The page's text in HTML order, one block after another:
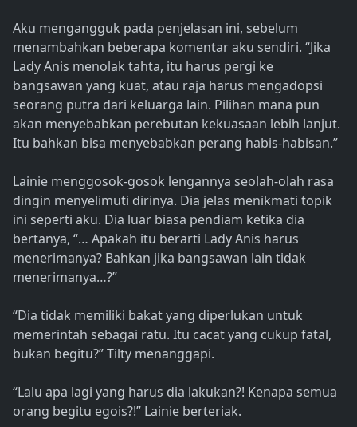
Aku mengangguk pada penjelasan ini, sebelum
menambahkan beberapa komentar aku sendiri. “Jika
Lady Anis menolak tahta, itu harus pergi ke
bangsawan yang kuat, atau raja harus mengadopsi
seorang putra dari keluarga lain. Pilihan mana pun
akan menyebabkan perebutan kekuasaan lebih lanjut.
Itu bahkan bisa menyebabkan perang habis-habisan.”
Lainie menggosok-gosok lengannya seolah-olah rasa
dingin menyelimuti dirinya. Dia jelas menikmati topik
ini seperti aku. Dia luar biasa pendiam ketika dia
bertanya, “… Apakah itu berarti Lady Anis harus
menerimanya? Bahkan jika bangsawan lain tidak
menerimanya…?”
“Dia tidak memiliki bakat yang diperlukan untuk
memerintah sebagai ratu. Itu cacat yang cukup fatal,
bukan begitu?” Tilty menanggapi.
“Lalu apa lagi yang harus dia lakukan?! Kenapa semua
orang begitu egois?!” Lainie berteriak.